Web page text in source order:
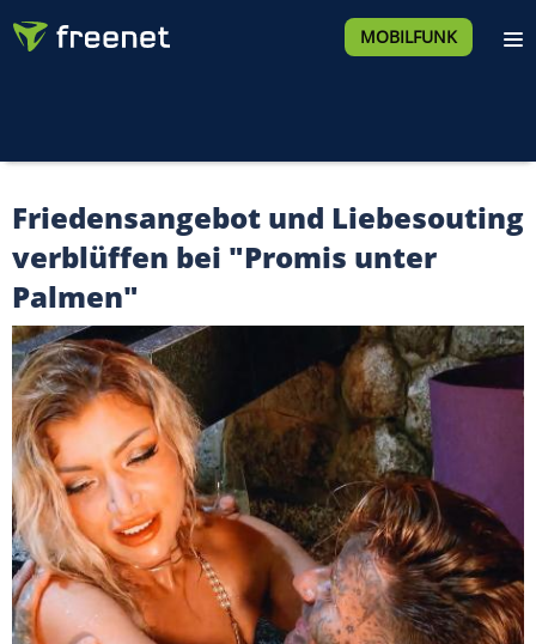
MOBILFUNK
Friedensangebot und Liebesouting
verblüffen bei "Promis unter
Palmen"